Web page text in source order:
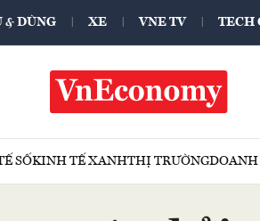
& DÙNG XE VNE TV TECH
SỐKINH TẾ XANHTHỊ TRƯỜNGDOANH